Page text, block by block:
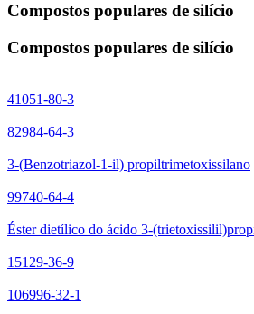
Compostos populares de silício
Compostos populares de silício
41051-80-3
82984-64-3
3-(Benzotriazol-1-il) propiltrimetoxissilano
99740-64-4
Éster dietílico do ácido 3-
15129-36-9
106996-32-1